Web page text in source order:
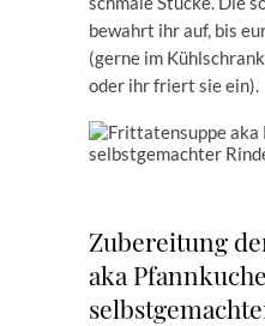
bewahrt ihr auf, bis
(gerne im
oder ihr friert sie ein).
Zubereitung
aka